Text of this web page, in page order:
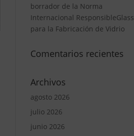
borrador de la Norma
Internacional ResponsibleGlass
para la Fabricación de Vidrio
Comentarios recientes
Archivos
agosto 2026
julio 2026
junio 2026